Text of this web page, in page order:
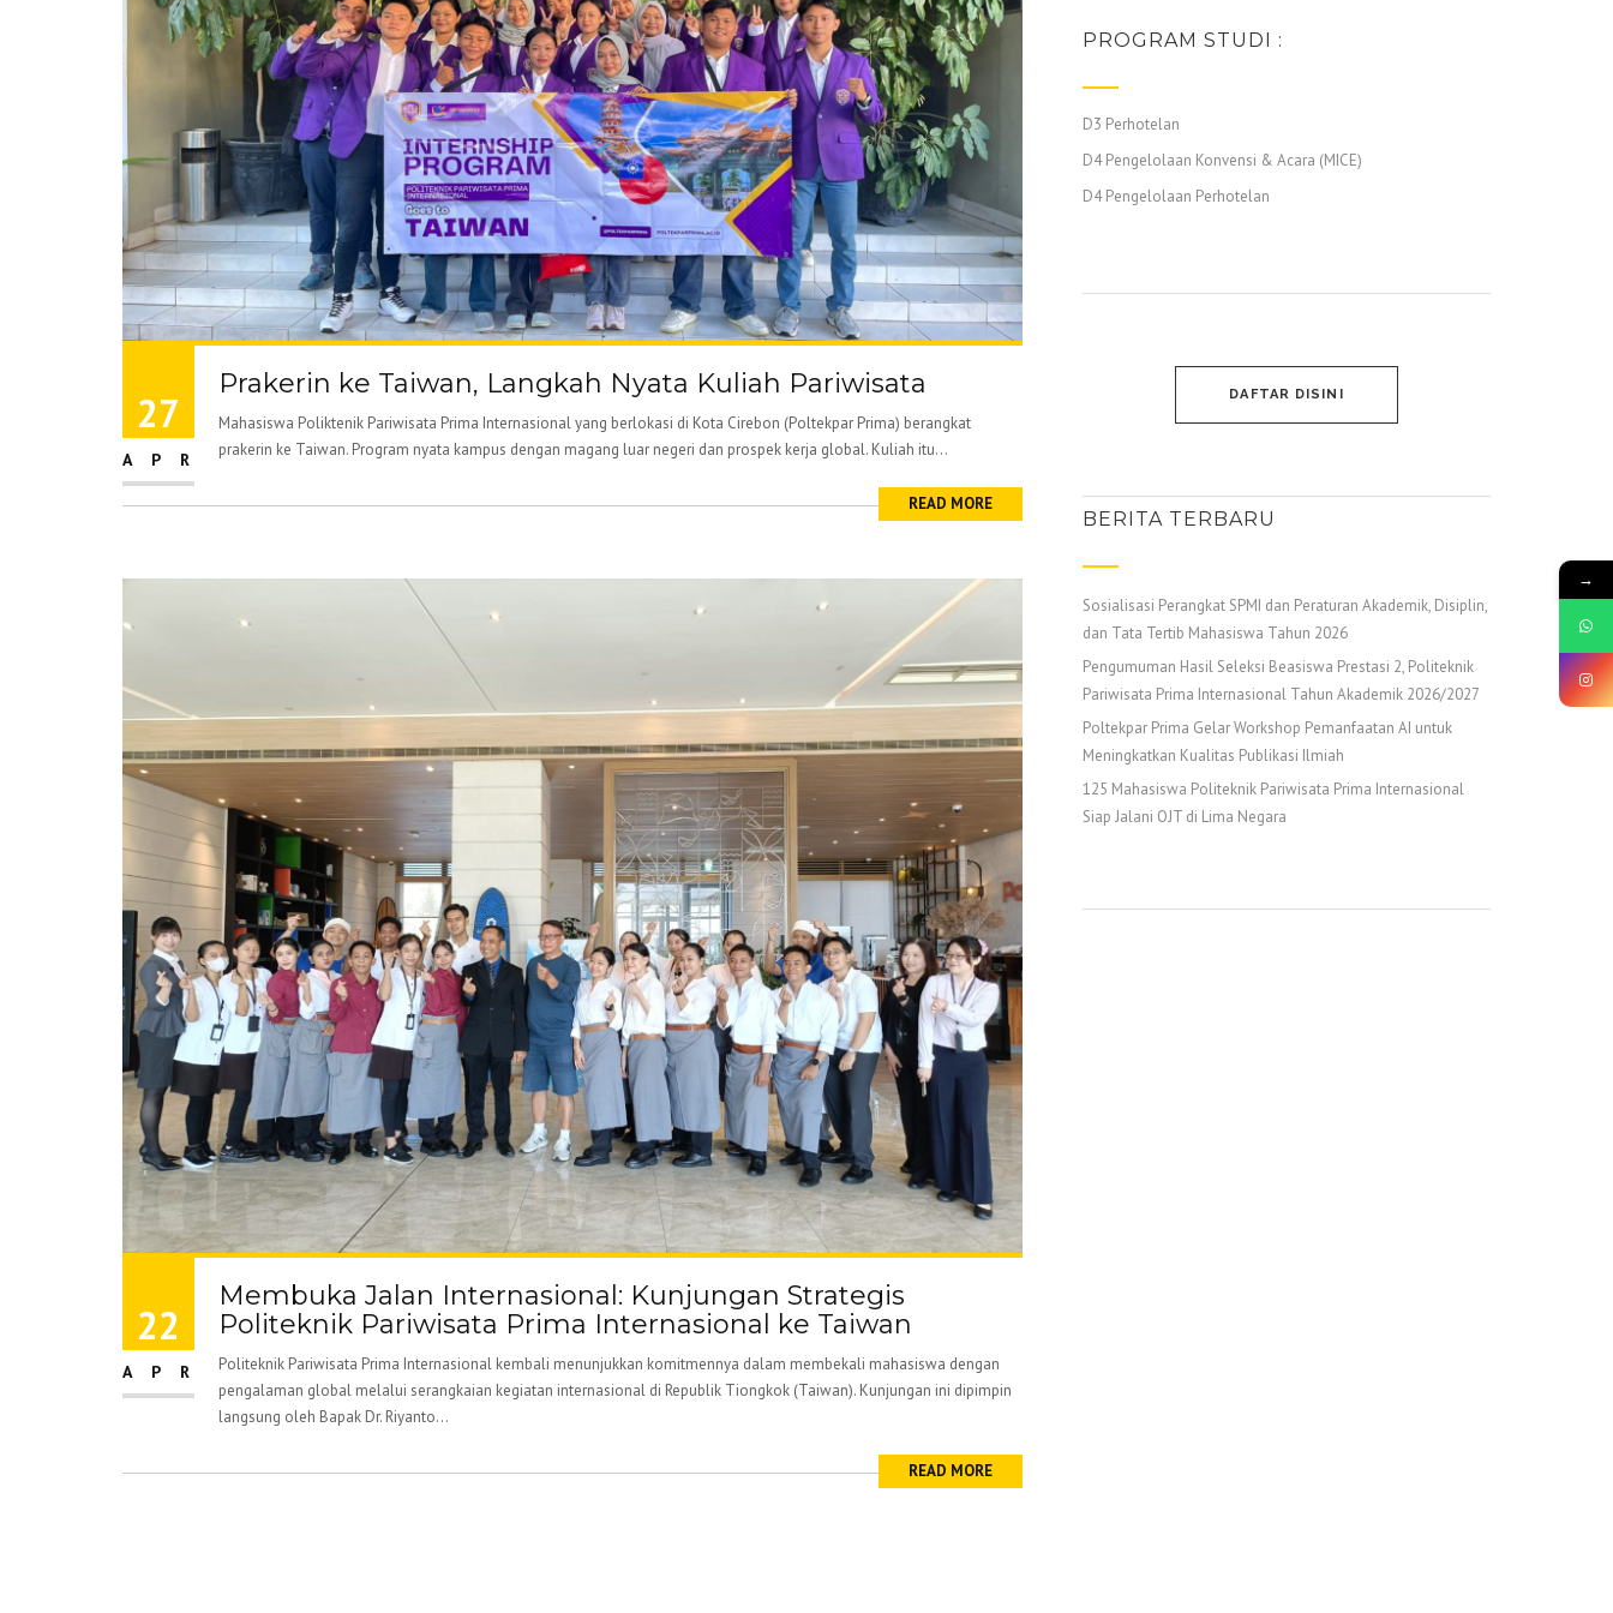
27
APR
Prakerin ke Taiwan, Langkah Nyata Kuliah Pariwisata
Mahasiswa Poliktenik Pariwisata Prima Internasional yang berlokasi di Kota Cirebon (Poltekpar Prima) berangkat
prakerin ke Taiwan. Program nyata kampus dengan magang luar negeri dan prospek kerja global. Kuliah itu...
READ MORE
22
APR
Membuka Jalan Internasional: Kunjungan Strategis
Politeknik Pariwisata Prima Internasional ke Taiwan
Politeknik Pariwisata Prima Internasional kembali menunjukkan komitmennya dalam membekali mahasiswa dengan
pengalaman global melalui serangkaian kegiatan internasional di Republik Tiongkok (Taiwan). Kunjungan ini dipimpin
langsung oleh Bapak Dr. Riyanto...
READ MORE
PROGRAM STUDI :
D3 Perhotelan
D4 Pengelolaan Konvensi & Acara (MICE)
D4 Pengelolaan Perhotelan
DAFTAR DISINI
BERITA TERBARU
Sosialisasi Perangkat SPMI dan Peraturan Akademik, Disiplin,
dan Tata Tertib Mahasiswa Tahun 2026
Pengumuman Hasil Seleksi Beasiswa Prestasi 2, Politeknik
Pariwisata Prima Internasional Tahun Akademik 2026/2027
Poltekpar Prima Gelar Workshop Pemanfaatan AI untuk
Meningkatkan Kualitas Publikasi Ilmiah
125 Mahasiswa Politeknik Pariwisata Prima Internasional
Siap Jalani OJT di Lima Negara
→